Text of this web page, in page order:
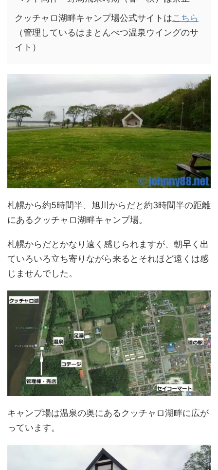
クッチャロ湖畔キャンプ場公式サイトはこちら
（管理しているはまとんべつ温泉ウイングのサ
イト）
札幌から約5時間半、旭川からだと約3時間半の距離
にあるクッチャロ湖畔キャンプ場。
札幌からだとかなり遠く感じられますが、朝早く出
ていろいろ立ち寄りながら来るとそれほど遠くは感
じませんでした。
キャンプ場は温泉の奥にあるクッチャロ湖畔に広が
っています。